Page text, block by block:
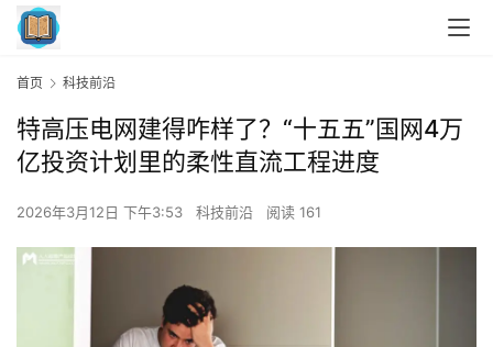
首页 科技前沿
特高压电网建得咋样了？“十五五”国网4万
亿投资计划里的柔性直流工程进度
2026年3月12日 下午3:53 科技前沿 阅读 161